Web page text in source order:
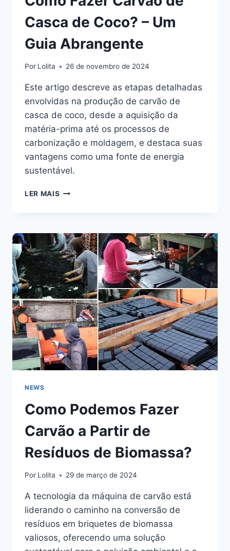
Casca de Coco? – Um
Guia Abrangente
Por Lolita 26 de novembro de 2024
Este artigo descreve as etapas detalhadas
envolvidas na produção de carvão de
casca de coco, desde a aquisição da
matéria-prima até os processos de
carbonização e moldagem, e destaca suas
vantagens como uma fonte de energia
sustentável.
LER MAIS COMO
CASCA
DE
COCO?
–
UM
GUIA
ABRANGENTE
NEWS
Como Podemos Fazer
Carvão a Partir de
Resíduos de Biomassa?
Por Lolita 29 de março de 2024
A tecnologia da máquina de carvão está
liderando o caminho na conversão de
resíduos em briquetes de biomassa
valiosos, oferecendo uma solução